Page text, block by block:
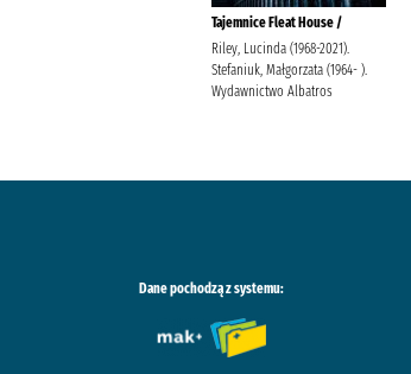
Tajemnice Fleat House /
Riley, Lucinda (1968-2021).
Stefaniuk, Małgorzata (1964- ).
Wydawnictwo Albatros
Dane pochodzą z systemu: